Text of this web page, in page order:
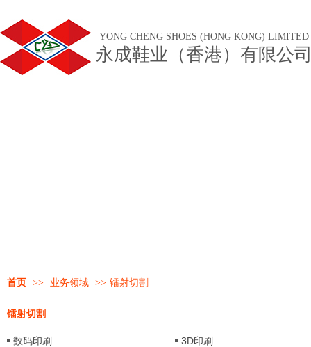
YONG CHENG SHOES (HONG KONG) LIMITED
永成鞋业（香港）有限公
首页 >> 业务领域 >> 镭射切割
镭射切割
数码印刷 3D印刷